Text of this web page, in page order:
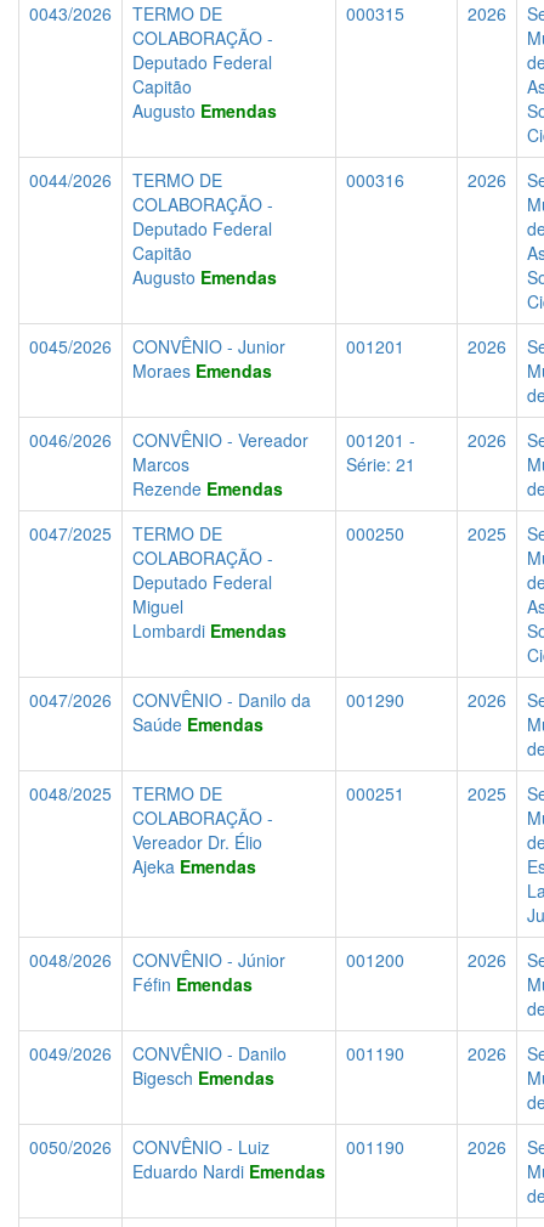
0043/2026
TERMO DE
COLABORAÇÃO -
Deputado Federal
Capitão
Augusto Emendas
000315 2026
0044/2026
TERMO DE
COLABORAÇÃO -
Deputado Federal
Capitão
Augusto Emendas
000316 2026
0045/2026
CONVÊNIO - Junior
Moraes Emendas
001201 2026
0046/2026
CONVÊNIO - Vereador
Marcos
Rezende Emendas
001201 -
Série: 21
2026
0047/2025
TERMO DE
COLABORAÇÃO -
Deputado Federal
Miguel
Lombardi Emendas
000250 2025
0047/2026
CONVÊNIO - Danilo da
Saúde Emendas
001290 2026
0048/2025
TERMO DE
COLABORAÇÃO -
Vereador Dr. Élio
Ajeka Emendas
000251 2025
0048/2026
CONVÊNIO - Júnior
Féfin Emendas
001200 2026
0049/2026
CONVÊNIO - Danilo
Bigesch Emendas
001190 2026
0050/2026
CONVÊNIO - Luiz
Eduardo Nardi Emendas
001190 2026